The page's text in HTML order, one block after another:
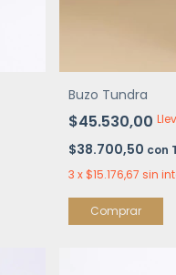
Buzo Tundra
$45.530,00
$38.700,50 con
3 x $15.176,67 sin
Comprar